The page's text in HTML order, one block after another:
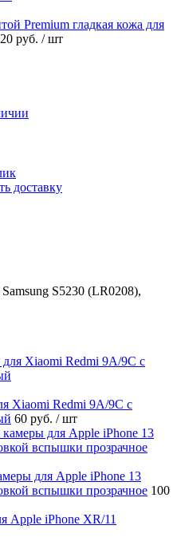
Premium гладкая кожа для
руб. / шт
доставку
S5230 (LR0208),
Xiaomi Redmi 9A/9C с
60 руб. / шт
для Apple iPhone 13
вспышки прозрачное 100